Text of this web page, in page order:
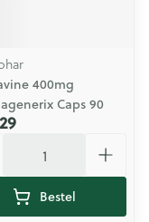
400mg
Caps 90
Bestel